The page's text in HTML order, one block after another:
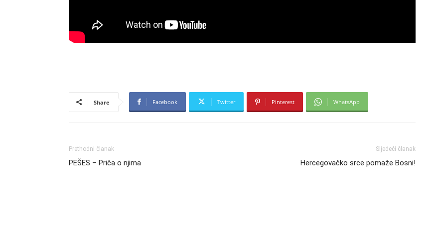
Share Facebook Twitter Pinterest WhatsApp
Prethodni članak
PEŠES – Priča o njima
Sljedeći članak
Hercegovačko srce pomaže Bosni!